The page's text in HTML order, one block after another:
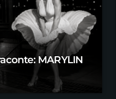
MARYLIN